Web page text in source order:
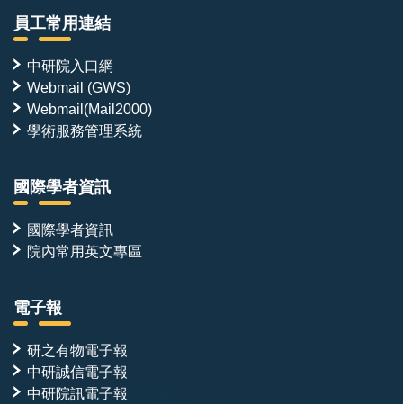
研究環境
實驗平台包括冷凍電子顯微鏡、蛋白質結晶學、AI 加速
之 NMR 數據收集與分析、HDX-MS、ITC/BLI，以及酵
母菌表面呈現（yeast surface display, YSD）篩選與親
Biology（2023）、JACS（2026）、Journal of
Biological Chemistry（2025）、Journal of Molecular
Biology（2023）與 Protein Science（2026）。
–2030）、人工智慧與蛋白質設計計畫（2025–
人），提供穩定的研究環境與多元的跨領域合作機會。
員工常用連結
中研院入口網
Webmail (GWS)
Webmail(Mail2000)
學術服務管理系統
國際學者資訊
國際學者資訊
院內常用英文專區
電子報
研之有物電子報
中研誠信電子報
中研院訊電子報